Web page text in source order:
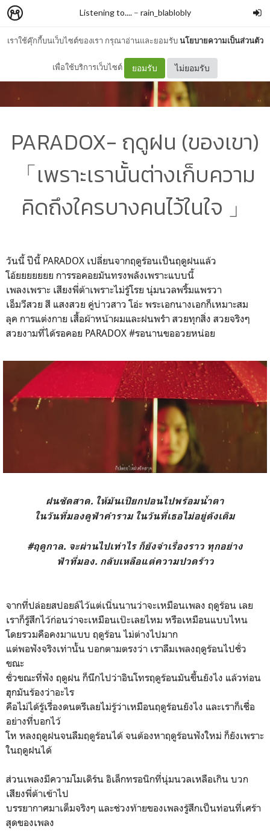
เราใช้คุ๊กกี้บนเว็บไซต์ของเรา กรุณาอ่านและยอมรับนโยบายความเป็นส่วนตัว
เพื่อใช้บริการเว็บไซต์ ยอมรับ ไม่ยอมรับ
Listening to....– rain_blablobly
PARADOX- ฤดูฝน (ของเขา)
「เพราะเรานั้นต่างเก็บความ
คิดถึงใครบางคนไว้ในใจ 」
วันนี้ ปีนี้ PARADOX เปลี่ยนจากฤดูร้อนเป็นฤดูฝนแล้ว
โอ้ยยยยยยย การรอคอยมันทรงพลังเพราะแบบนี้
เพลงเพราะ เสียงพี่ต้าเพราะไม่รู้โรย นุ่มนวลพริ้มแพรวา
เอ็มวีสวย สี แสงสวย คู่บ่าวสาว โอ่ะ พระเอกนางเอกก็เหมาะสม
ลุค การแต่งกาย เสื้อผ้าหน้าผมและฝนพรำ สวยทุกสิ่ง สวยจริงๆ
สวยงามที่ได้รอคอย PARADOX #รอนานขออวยหน่อย
ฝนซัดสาด. ให้มันเปียกปอนไปพร้อมน้ำตา
ในวันที่มองดูฟ้าคำราม ในวันที่เธอไม่อยู่ดังเดิม
#ฤดูกาล. จะผ่านไปเท่าไร ก็ยังจำเรื่องราว ทุกอย่าง
ฟ้าที่มอง. กลับเหลือแต่ความปวดร้าว
จากที่ปล่อยสปอยล์ไว้แต่เนิ่นนานว่าจะเหมือนเพลง ฤดูร้อน เลย
เราก็รู้สึกไว้ก่อนว่าจะเหมือนเป๊ะเลยไหม หรือเหมือนแบบไหน
โดยรวมคือคงมาแบบ ฤดูร้อน ไม่ต่างไปมาก
แต่พอฟังจริงเท่านั้น บอกตามตรงว่า เราลืมเพลงฤดูร้อนไปชั่ว
ขณะ
ชั่วขณะที่ฟัง ฤดูฝน ก็นึกไปว่าอินโทรฤดูร้อนมันขึ้นยังไง แล้วท่อน
ฮุกมันร้องว่าอะไร
คือไม่ได้รู้เรื่องดนตรีเลยไม่รู้ว่าเหมือนฤดูร้อนยังไง และเราก็เชื่อ
อย่างที่บอกไว้
โห หลงฤดูฝนจนลืมฤดูร้อนได้ จนต้องหาฤดูร้อนฟังใหม่ ก็ยังเพราะ
ในฤดูฝนได้
ส่วนเพลงมีความโมเดิร์น อิเล็กทรอนิกที่นุ่มนวลเหลือเกิน บวก
เสียงพี่ต้าเข้าไป
บรรยากาศมาเต็มจริงๆ และช่วงท้ายของเพลงรู้สึกเป็นท่อนที่เศร้า
สุดของเพลง